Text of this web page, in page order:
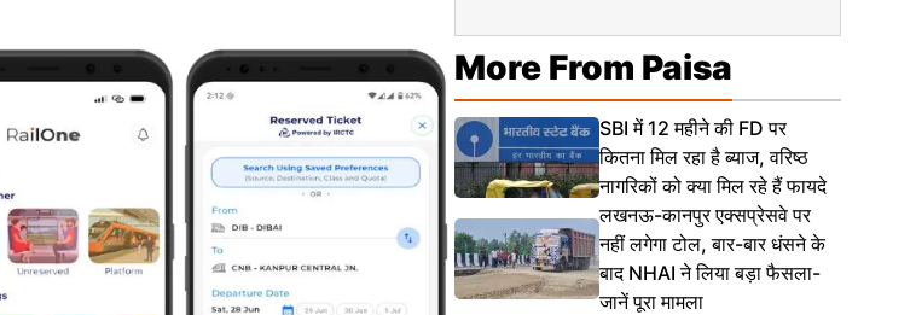
More From Paisa
SBI में 12 महीने की FD पर
कितना मिल रहा है ब्याज, वरिष्ठ
नागरिकों को क्या मिल रहे हैं फायदे
लखनऊ-कानपुर एक्सप्रेसवे पर
नहीं लगेगा टोल, बार-बार धंसने के
बाद NHAI ने लिया बड़ा फैसला-
जानें पूरा मामला